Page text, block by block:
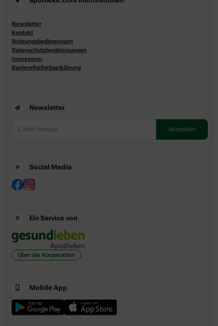
Newsletter
Kontakt
Nutzungsbedingungen
Datenschutzbestimmungen
Impressum
Barrierefreiheitserklärung
Newsletter
Social Media
Ein Service von
Über die Kooperation
Mobile App